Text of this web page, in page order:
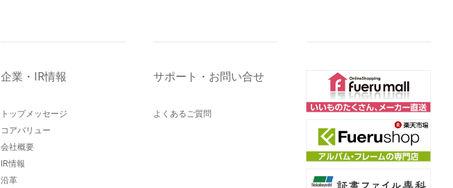
企業・IR情報
トップメッセージ
コアバリュー
会社概要
IR情報
沿革
サポート・お問い合せ
よくあるご質問